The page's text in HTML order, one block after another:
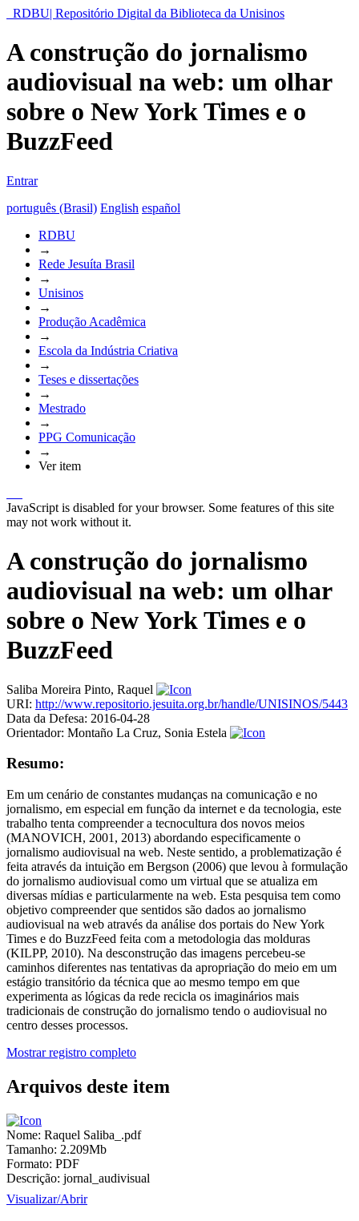
RDBU| Repositório Digital da Biblioteca da Unisinos
A construção do jornalismo
audiovisual na web: um olhar
sobre o New York Times e o
BuzzFeed
Entrar
português (Brasil) English español
RDBU
→
Rede Jesuíta Brasil
→
Unisinos
→
Produção Acadêmica
→
Escola da Indústria Criativa
→
Teses e dissertações
→
Mestrado
→
PPG Comunicação
→
Ver item
JavaScript is disabled for your browser. Some features of this site
may not work without it.
A construção do jornalismo
audiovisual na web: um olhar
sobre o New York Times e o
BuzzFeed
Saliba Moreira Pinto, Raquel
URI: http://www.repositorio.jesuita.org.br/handle/UNISINOS/5443
Data da Defesa: 2016-04-28
Orientador: Montaño La Cruz, Sonia Estela
Resumo:
Em um cenário de constantes mudanças na comunicação e no
jornalismo, em especial em função da internet e da tecnologia, este
trabalho tenta compreender a tecnocultura dos novos meios
(MANOVICH, 2001, 2013) abordando especificamente o
jornalismo audiovisual na web. Neste sentido, a problematização é
feita através da intuição em Bergson (2006) que levou à formulação
do jornalismo audiovisual como um virtual que se atualiza em
diversas mídias e particularmente na web. Esta pesquisa tem como
objetivo compreender que sentidos são dados ao jornalismo
audiovisual na web através da análise dos portais do New York
Times e do BuzzFeed feita com a metodologia das molduras
(KILPP, 2010). Na desconstrução das imagens percebeu-se
caminhos diferentes nas tentativas da apropriação do meio em um
estágio transitório da técnica que ao mesmo tempo em que
experimenta as lógicas da rede recicla os imaginários mais
tradicionais de construção do jornalismo tendo o audiovisual no
centro desses processos.
Mostrar registro completo
Arquivos deste item
Nome: Raquel Saliba_.pdf
Tamanho: 2.209Mb
Formato: PDF
Descrição: jornal_audivisual
Visualizar/Abrir